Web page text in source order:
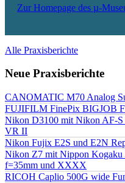
Zur Homepage des µ-
Alle Praxisberichte
Neue Praxisberichte
CANOMATIC M70 Analog
FUJIFILM FinePix BIGJOB
Nikon D3100 mit Nikon AF-
VR II
Nikon Fujix E2S und E2N
Nikon Z7 mit Nippon
f=35mm und XXXX
RICOH Caplio 500G wide